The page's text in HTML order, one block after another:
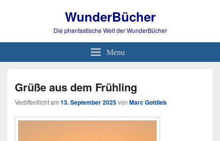
WunderBücher
Die phantastische Welt der WunderBücher
Menu
Grüße aus dem Frühling
Veröffentlicht am 13. September 2025von Marc Gottlieb